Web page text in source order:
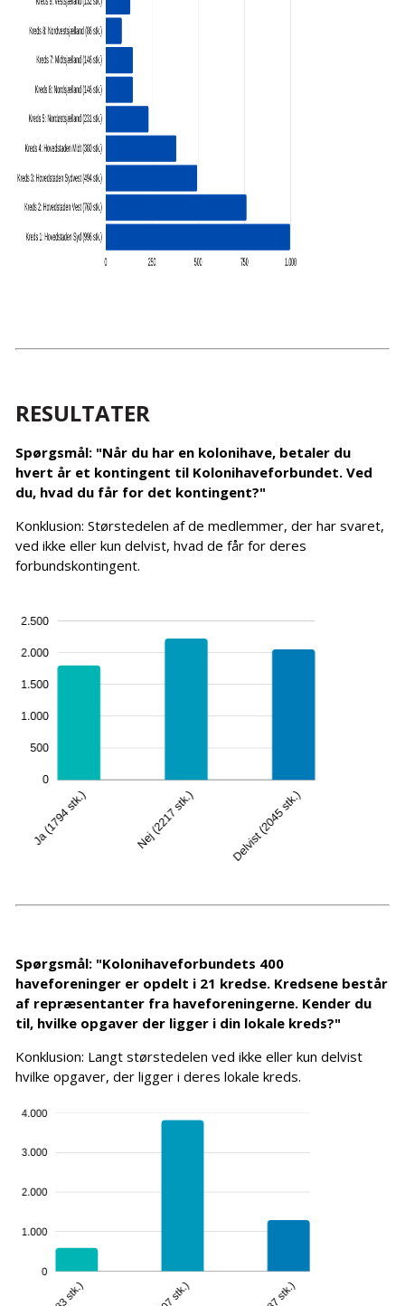
RESULTATER
Spørgsmål: "Når du har en kolonihave, betaler du
hvert år et kontingent til Kolonihaveforbundet. Ved
du, hvad du får for det kontingent?"
Konklusion: Størstedelen af de medlemmer, der har svaret,
ved ikke eller kun delvist, hvad de får for deres
forbundskontingent.
Spørgsmål: "Kolonihaveforbundets 400
haveforeninger er opdelt i 21 kredse. Kredsene består
af repræsentanter fra haveforeningerne. Kender du
til, hvilke opgaver der ligger i din lokale kreds?"
Konklusion: Langt størstedelen ved ikke eller kun delvist
hvilke opgaver, der ligger i deres lokale kreds.